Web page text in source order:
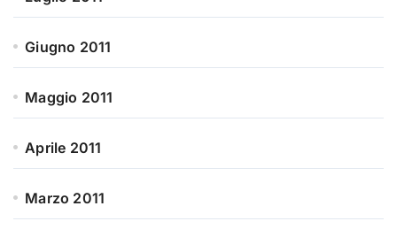
Giugno 2011
Maggio 2011
Aprile 2011
Marzo 2011